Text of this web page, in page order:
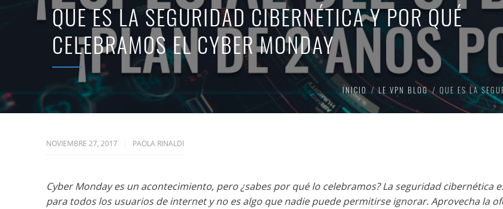
QUE ES LA SEGURIDAD CIBERNÉTICA Y POR QUÉ
CELEBRAMOS EL CYBER MONDAY
INICIO LE VPN BLOG QUE ES LA
NOVIEMBRE 27, 2017 PAOLA RINALDI
Cyber Monday es un acontecimiento, pero ¿sabes por qué lo celebramos?La seguridad cibernética
para todos los usuarios de internet y no es algo que nadie puede permitirse ignorar. Aprovecha la